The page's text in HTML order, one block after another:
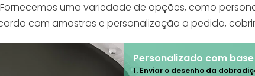
Fornecemos uma variedade de opções, como
com amostras e personalização a pedido,
Personalizado com
1. Enviar o desenho da